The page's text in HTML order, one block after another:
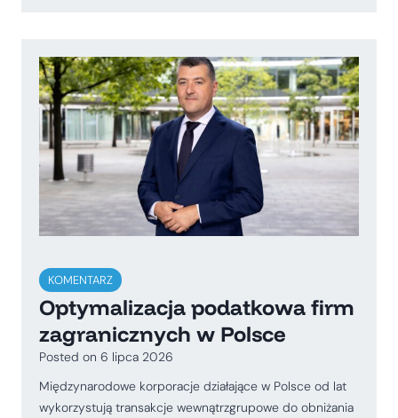
KOMENTARZ
Optymalizacja podatkowa firm
zagranicznych w Polsce
Posted on 6 lipca 2026
Międzynarodowe korporacje działające w Polsce od lat
wykorzystują transakcje wewnątrzgrupowe do obniżania